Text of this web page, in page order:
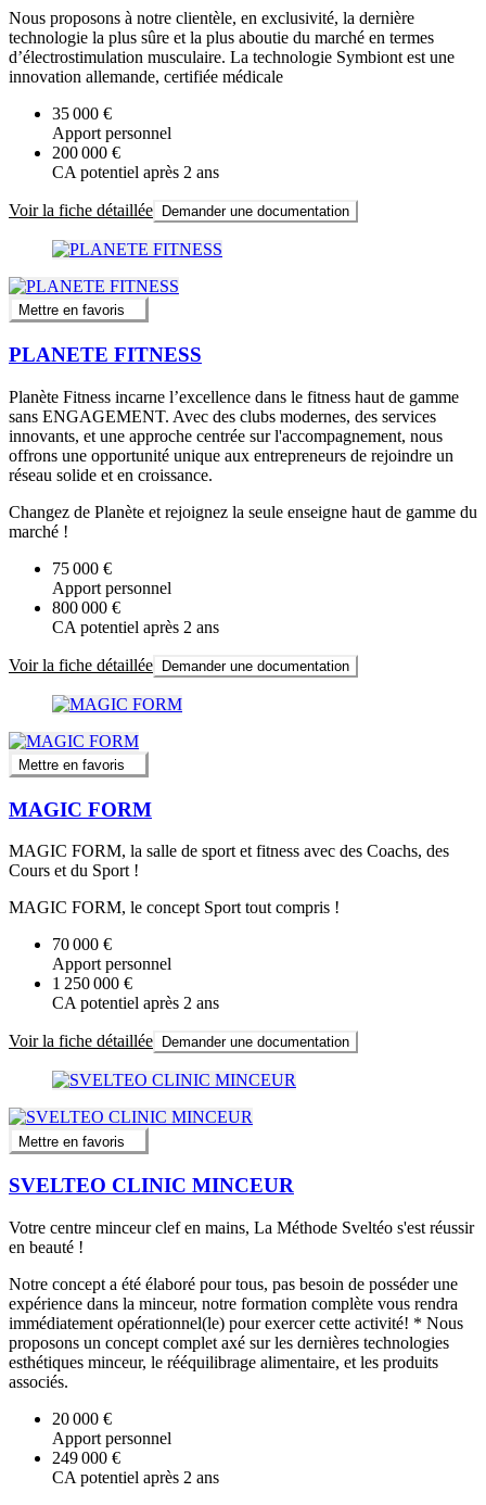
Nous proposons à notre clientèle, en exclusivité, la dernière
technologie la plus sûre et la plus aboutie du marché en termes
d’électrostimulation musculaire. La technologie Symbiont est une
innovation allemande, certifiée médicale
35 000 €
Apport personnel
200 000 €
CA potentiel après 2 ans
Voir la fiche détaillée Demander une documentation
Mettre en favoris
PLANETE FITNESS
Planète Fitness incarne l’excellence dans le fitness haut de gamme
sans ENGAGEMENT. Avec des clubs modernes, des services
innovants, et une approche centrée sur l'accompagnement, nous
offrons une opportunité unique aux entrepreneurs de rejoindre un
réseau solide et en croissance.
Changez de Planète et rejoignez la seule enseigne haut de gamme du
marché !
75 000 €
Apport personnel
800 000 €
CA potentiel après 2 ans
Voir la fiche détaillée Demander une documentation
Mettre en favoris
MAGIC FORM
MAGIC FORM, la salle de sport et fitness avec des Coachs, des
Cours et du Sport !
MAGIC FORM, le concept Sport tout compris !
70 000 €
Apport personnel
1 250 000 €
CA potentiel après 2 ans
Voir la fiche détaillée Demander une documentation
Mettre en favoris
SVELTEO CLINIC MINCEUR
Votre centre minceur clef en mains, La Méthode Sveltéo s'est réussir
en beauté !
Notre concept a été élaboré pour tous, pas besoin de posséder une
expérience dans la minceur, notre formation complète vous rendra
immédiatement opérationnel(le) pour exercer cette activité! * Nous
proposons un concept complet axé sur les dernières technologies
esthétiques minceur, le rééquilibrage alimentaire, et les produits
associés.
20 000 €
Apport personnel
249 000 €
CA potentiel après 2 ans